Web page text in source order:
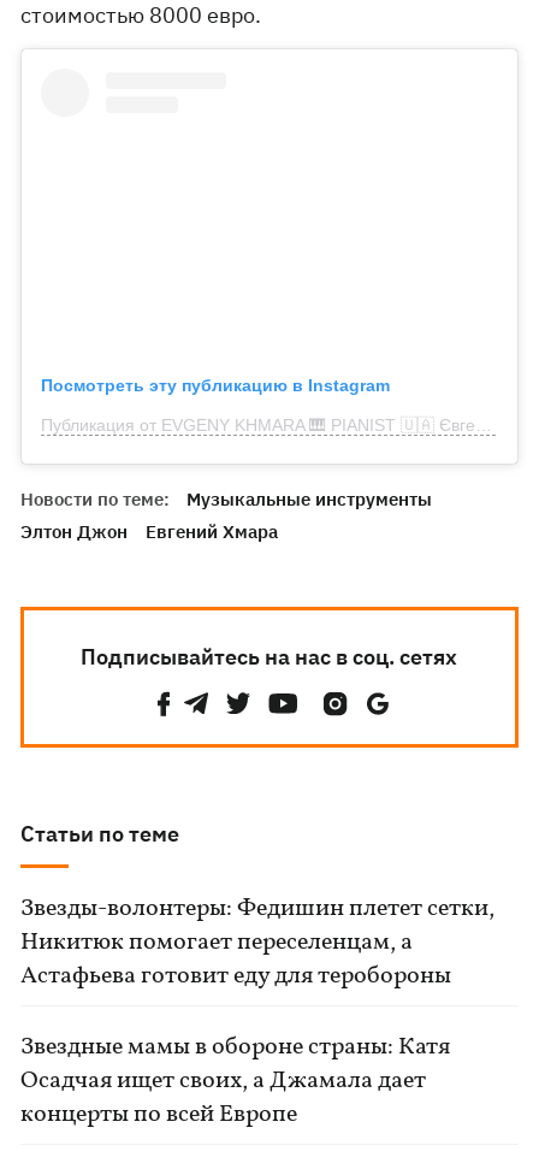
стоимостью 8000 евро.
Посмотреть эту публикацию в Instagram
Новости по теме:
Музыкальные инструменты
Элтон Джон
Евгений Хмара
Подписывайтесь на нас в соц. сетях
Статьи по теме
Звезды-волонтеры: Федишин плетет сетки,
Никитюк помогает переселенцам, а
Астафьева готовит еду для теробороны
Звездные мамы в обороне страны: Катя
Осадчая ищет своих, а Джамала дает
концерты по всей Европе